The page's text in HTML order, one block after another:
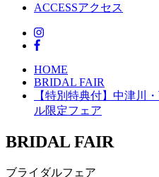
ACCESSアクセス
HOME
BRIDAL FAIR
【特別特典付】中津川
ル限定フェア
BRIDAL FAIR
ブライダルフェア